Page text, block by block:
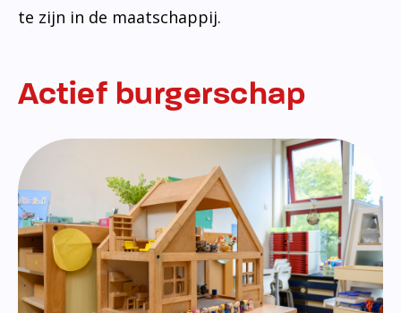
te zijn in de maatschappij.
Actief burgerschap